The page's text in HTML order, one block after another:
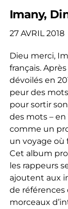
Imany,
27 AVRIL 2018
Dieu merci,
français.
dévoilés en
peur des
pour sortir
des mots – en
comme un
un voyage où
Cet album
les rappeurs
ajoutent aux
de références
morceaux